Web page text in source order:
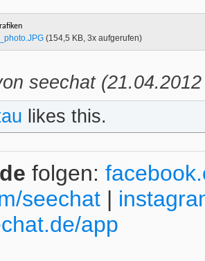
(154,5 KB, 3x aufgerufen)
seechat
likes this.
folgen:
seechat |
app